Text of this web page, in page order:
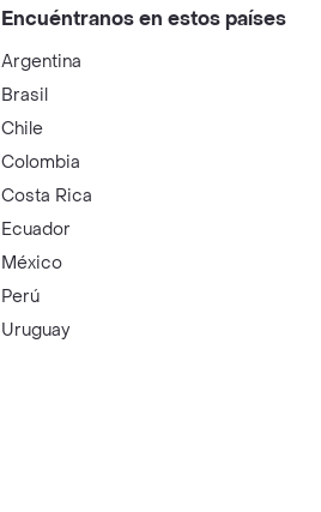
Encuéntranos en estos países
Argentina
Brasil
Chile
Colombia
Costa Rica
Ecuador
México
Perú
Uruguay